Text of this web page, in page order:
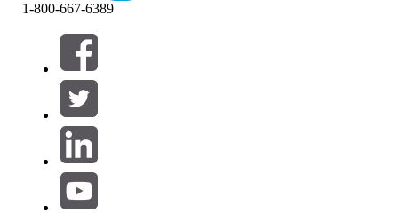
Filtros (0)
SELECIONAR FILTROS
Área de produtos
1-800-667-6389